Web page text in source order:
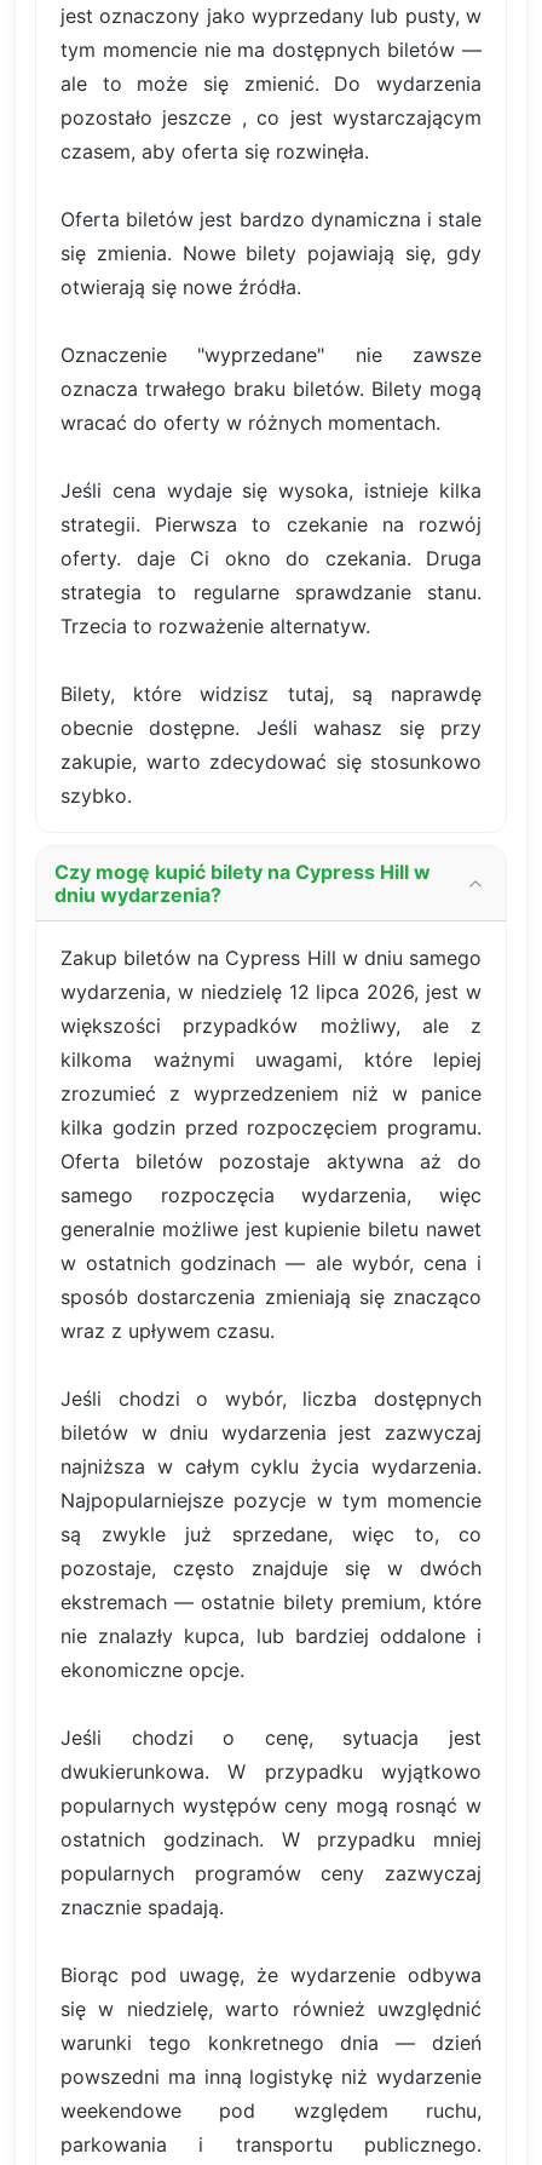
jest oznaczony jako wyprzedany lub pusty, w
tym momencie nie ma dostępnych biletów —
ale to może się zmienić. Do wydarzenia
pozostało jeszcze , co jest wystarczającym
czasem, aby oferta się rozwinęła.
Oferta biletów jest bardzo dynamiczna i stale
się zmienia. Nowe bilety pojawiają się, gdy
otwierają się nowe źródła.
Oznaczenie "wyprzedane" nie zawsze
oznacza trwałego braku biletów. Bilety mogą
wracać do oferty w różnych momentach.
Jeśli cena wydaje się wysoka, istnieje kilka
strategii. Pierwsza to czekanie na rozwój
oferty. daje Ci okno do czekania. Druga
strategia to regularne sprawdzanie stanu.
Trzecia to rozważenie alternatyw.
Bilety, które widzisz tutaj, są naprawdę
obecnie dostępne. Jeśli wahasz się przy
zakupie, warto zdecydować się stosunkowo
szybko.
Czy mogę kupić bilety na Cypress Hill w
dniu wydarzenia?
Zakup biletów na Cypress Hill w dniu samego
wydarzenia, w niedzielę 12 lipca 2026, jest w
większości przypadków możliwy, ale z
kilkoma ważnymi uwagami, które lepiej
zrozumieć z wyprzedzeniem niż w panice
kilka godzin przed rozpoczęciem programu.
Oferta biletów pozostaje aktywna aż do
samego rozpoczęcia wydarzenia, więc
generalnie możliwe jest kupienie biletu nawet
w ostatnich godzinach — ale wybór, cena i
sposób dostarczenia zmieniają się znacząco
wraz z upływem czasu.
Jeśli chodzi o wybór, liczba dostępnych
biletów w dniu wydarzenia jest zazwyczaj
najniższa w całym cyklu życia wydarzenia.
Najpopularniejsze pozycje w tym momencie
są zwykle już sprzedane, więc to, co
pozostaje, często znajduje się w dwóch
ekstremach — ostatnie bilety premium, które
nie znalazły kupca, lub bardziej oddalone i
ekonomiczne opcje.
Jeśli chodzi o cenę, sytuacja jest
dwukierunkowa. W przypadku wyjątkowo
popularnych występów ceny mogą rosnąć w
ostatnich godzinach. W przypadku mniej
popularnych programów ceny zazwyczaj
znacznie spadają.
Biorąc pod uwagę, że wydarzenie odbywa
się w niedzielę, warto również uwzględnić
warunki tego konkretnego dnia — dzień
powszedni ma inną logistykę niż wydarzenie
weekendowe pod względem ruchu,
parkowania i transportu publicznego.